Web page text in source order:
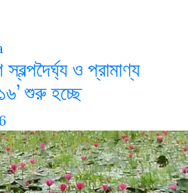
স্বল্পদৈর্ঘ্য ও প্রামাণ্য
শুরু হচ্ছে